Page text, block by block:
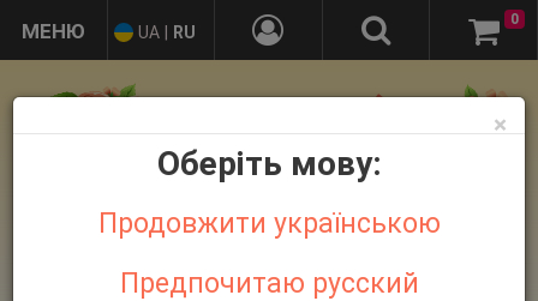
UA RU
0
×
Оберіть мову:
Продовжити українською
Предпочитаю русский